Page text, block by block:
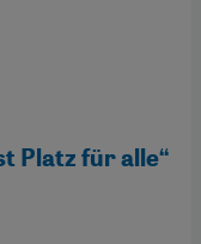
Platz für alle“